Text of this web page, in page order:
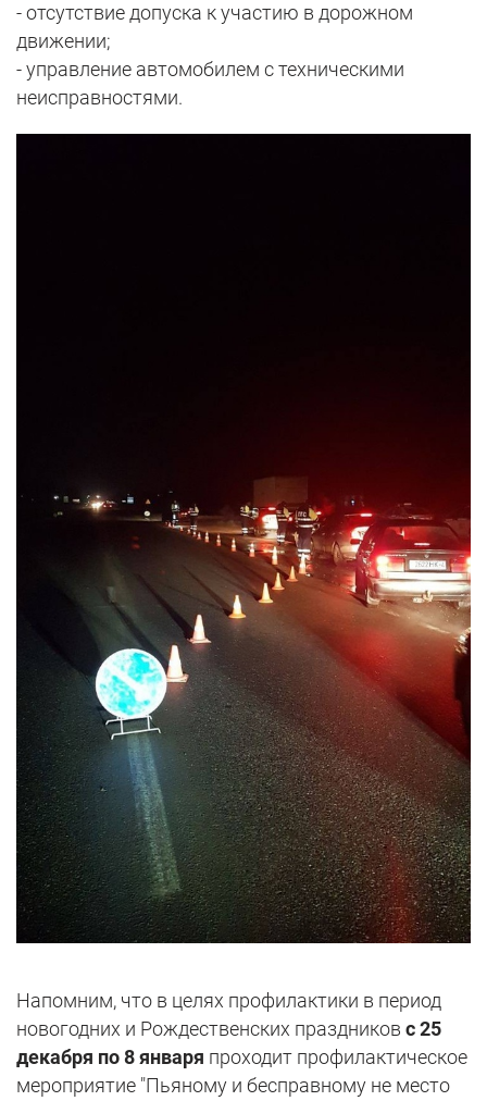
- отсутствие допуска к участию в дорожном
движении;
- управление автомобилем с техническими
неисправностями.
Напомним, что в целях профилактики в период
новогодних и Рождественских праздников с 25
декабря по 8 января проходит профилактическое
мероприятие "Пьяному и бесправному не место